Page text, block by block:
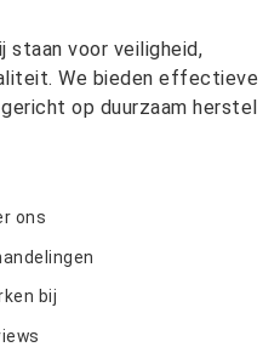
staan voor veiligheid,
We bieden effectieve
op duurzaam herstel
ons
bij